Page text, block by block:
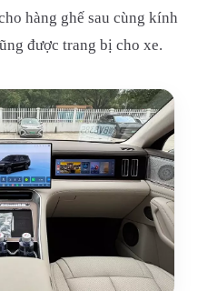
hàng ghế sau cùng kính
được trang bị cho xe.